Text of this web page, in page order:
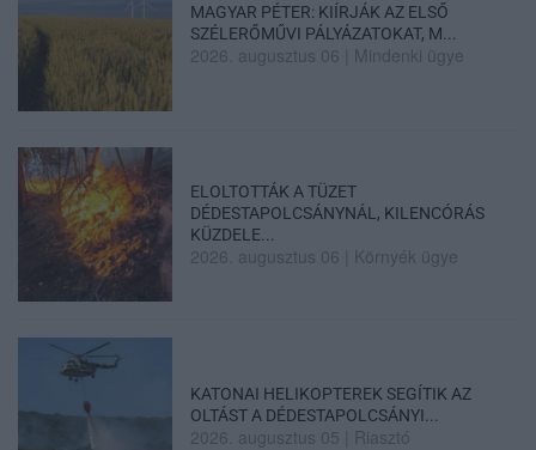
MAGYAR PÉTER: KIÍRJÁK AZ ELSŐ
SZÉLERŐMŰVI PÁLYÁZATOKAT, M...
2026. augusztus 06 Mindenki ügye
ELOLTOTTÁK A TÜZET
DÉDESTAPOLCSÁNYNÁL, KILENCÓRÁS
KÜZDELE...
2026. augusztus 06 Környék ügye
KATONAI HELIKOPTEREK SEGÍTIK AZ
OLTÁST A DÉDESTAPOLCSÁNYI...
2026. augusztus 05 Riasztó